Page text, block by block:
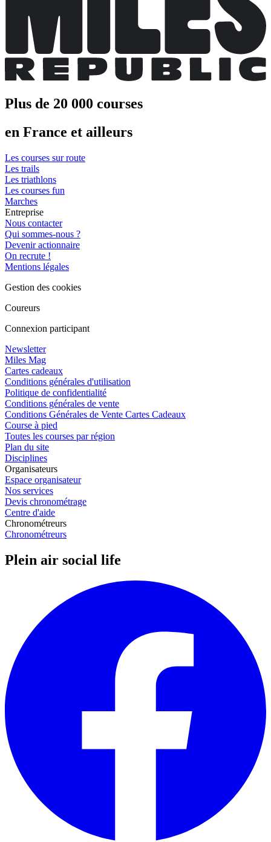
Plus de 20 000 courses
en France et ailleurs
Les courses sur route
Les trails
Les triathlons
Les courses fun
Marches
Entreprise
Nous contacter
Qui sommes-nous ?
Devenir actionnaire
On recrute !
Mentions légales
Gestion des cookies
Coureurs
Connexion participant
Newsletter
Miles Mag
Cartes cadeaux
Conditions générales d'utilisation
Politique de confidentialité
Conditions générales de vente
Conditions Générales de Vente Cartes Cadeaux
Course à pied
Toutes les courses par région
Plan du site
Disciplines
Organisateurs
Espace organisateur
Nos services
Devis chronométrage
Centre d'aide
Chronométreurs
Chronométreurs
Plein air social life